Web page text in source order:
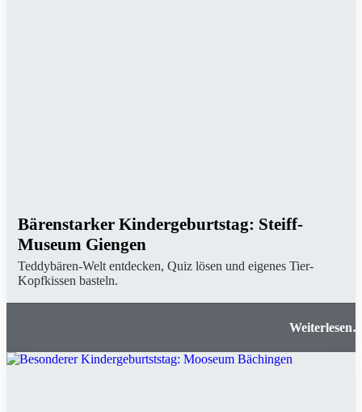
Bärenstarker Kindergeburtstag: Steiff-
Museum Giengen
Teddybären-Welt entdecken, Quiz lösen und eigenes Tier-
Kopfkissen basteln.